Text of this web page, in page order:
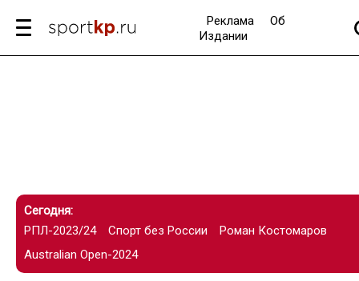
Реклама
Об
Издании
Сегодня:
РПЛ-2023/24
Спорт без России
Роман Костомаров
Australian Open-2024